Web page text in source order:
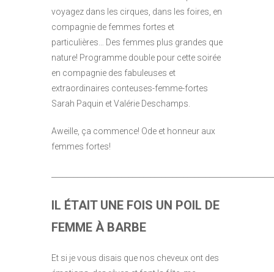
voyagez dans les cirques, dans les foires, en
compagnie de femmes fortes et
particulières… Des femmes plus grandes que
nature! Programme double pour cette soirée
en compagnie des fabuleuses et
extraordinaires conteuses-femme-fortes
Sarah Paquin et Valérie Deschamps.
Aweille, ça commence! Ode et honneur aux
femmes fortes!
IL ÉTAIT UNE FOIS UN POIL DE
FEMME À BARBE
Et si je vous disais que nos cheveux ont des